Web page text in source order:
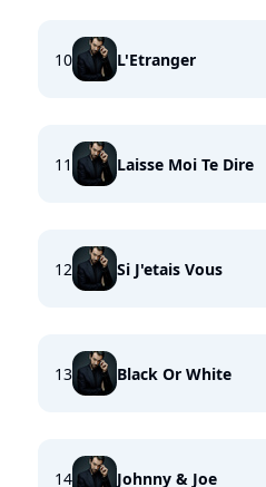
10 L'Etranger
11 Laisse Moi Te Dire
12 Si J'etais Vous
13 Black Or White
14 Johnny & Joe